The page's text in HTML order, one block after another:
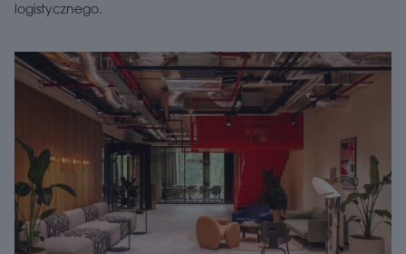
logistycznego.